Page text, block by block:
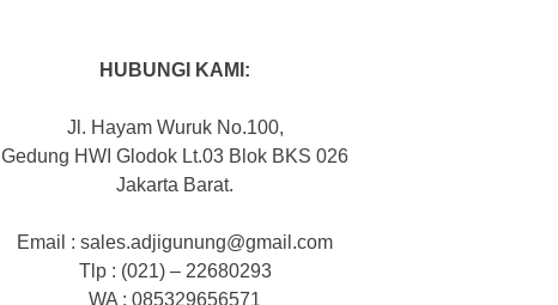
HUBUNGI KAMI:
Jl. Hayam Wuruk No.100,
Gedung HWI Glodok Lt.03 Blok BKS 026
Jakarta Barat.
Email : sales.adjigunung@gmail.com
Tlp : (021) – 22680293
WA : 085329656571